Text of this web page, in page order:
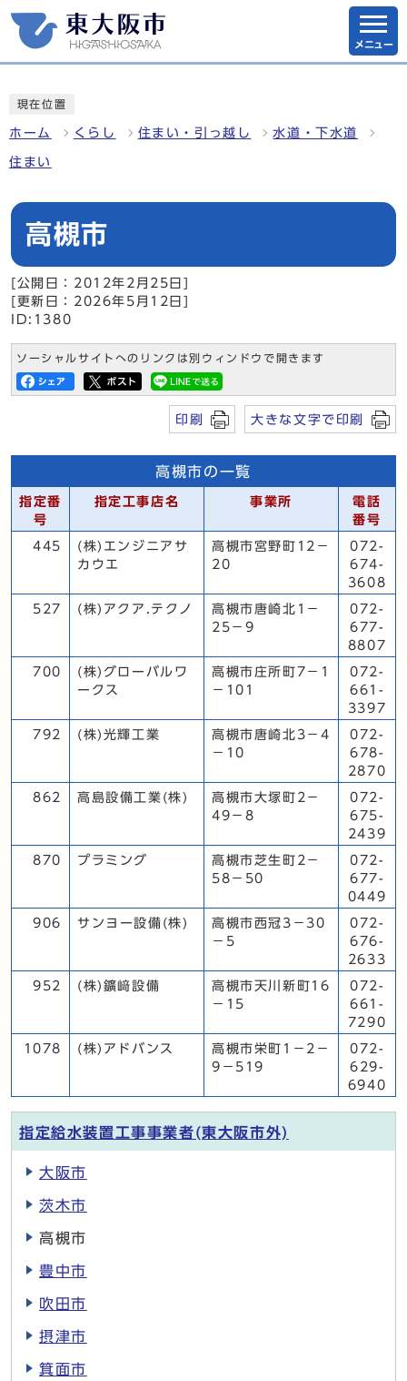
メニュー
現在位置
ホーム くらし 住まい・引っ越し 水道・下水道
住まい
高槻市
[公開日：2012年2月25日]
[更新日：2026年5月12日]
ID:1380
ソーシャルサイトへのリンクは別ウィンドウで開きます
印刷 大きな文字で印刷
高槻市の一覧
指定番
号
指定工事店名 事業所
電話
番号
445
(株)エンジニアサ
カウエ
高槻市宮野町12－
20
072-
674-
3608
527 (株)アクア.テクノ
高槻市唐崎北1－
25－9
072-
677-
8807
700
(株)グローバルワ
ークス
高槻市庄所町7－1
－101
072-
661-
3397
792 (株)光輝工業
高槻市唐崎北3－4
－10
072-
678-
2870
862 高島設備工業(株)
高槻市大塚町2－
49－8
072-
675-
2439
870 プラミング
高槻市芝生町2－
58－50
072-
677-
0449
906 サンヨー設備(株)
高槻市西冠3－30
－5
072-
676-
2633
952 (株)鑛﨑設備
高槻市天川新町16
－15
072-
661-
7290
1078 (株)アドバンス
高槻市栄町1－2－
9－519
072-
629-
6940
指定給水装置工事事業者(東大阪市外)
大阪市
茨木市
高槻市
豊中市
吹田市
摂津市
箕面市